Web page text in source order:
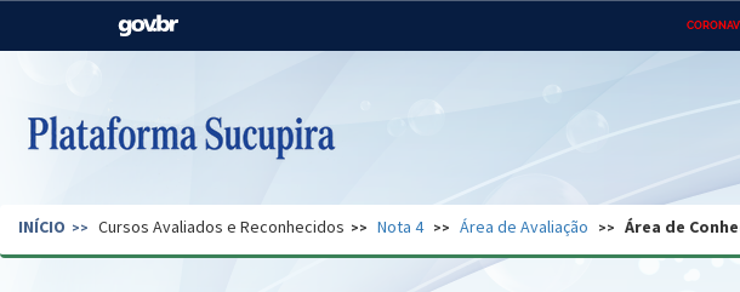
Casa Civil
Pecuária e Abastecimento
Ministério do
Regional
Secretaria de Governo Gabinete de Segurança Advocacia-Geral da
INÍCIO Cursos Avaliados e Reconhecidos Nota 4 Área de Avaliação Área de